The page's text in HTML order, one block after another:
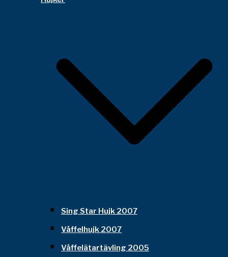
Sing Star Hujk 2007
Våffelhujk 2007
Våffelätartävling 2005